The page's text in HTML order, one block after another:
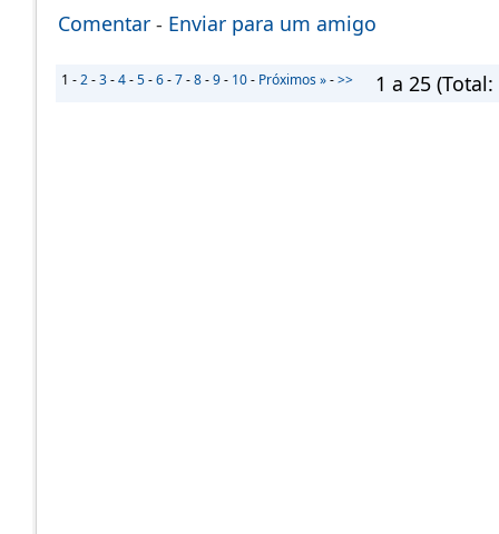
Comentar - Enviar para um amigo
1 -2-3-4-5-6-7-8-9- 10- Próximos »->> 1 a 25 (Total: